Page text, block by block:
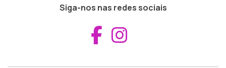
Siga-nos nas redes sociais
Aceder ao